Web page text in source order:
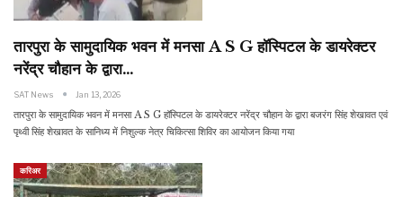
तारपुरा के सामुदायिक भवन में मनसा A S G हॉस्पिटल के डायरेक्टर
नरेंद्र चौहान के द्वारा…
SAT News Jan 13, 2026
तारपुरा के सामुदायिक भवन में मनसा A S G हॉस्पिटल के डायरेक्टर नरेंद्र चौहान के द्वारा बजरंग सिंह शेखावत एवं
पृथ्वी सिंह शेखावत के सानिध्य में निशुल्क नेत्र चिकित्सा शिविर का आयोजन किया गया
करिअर